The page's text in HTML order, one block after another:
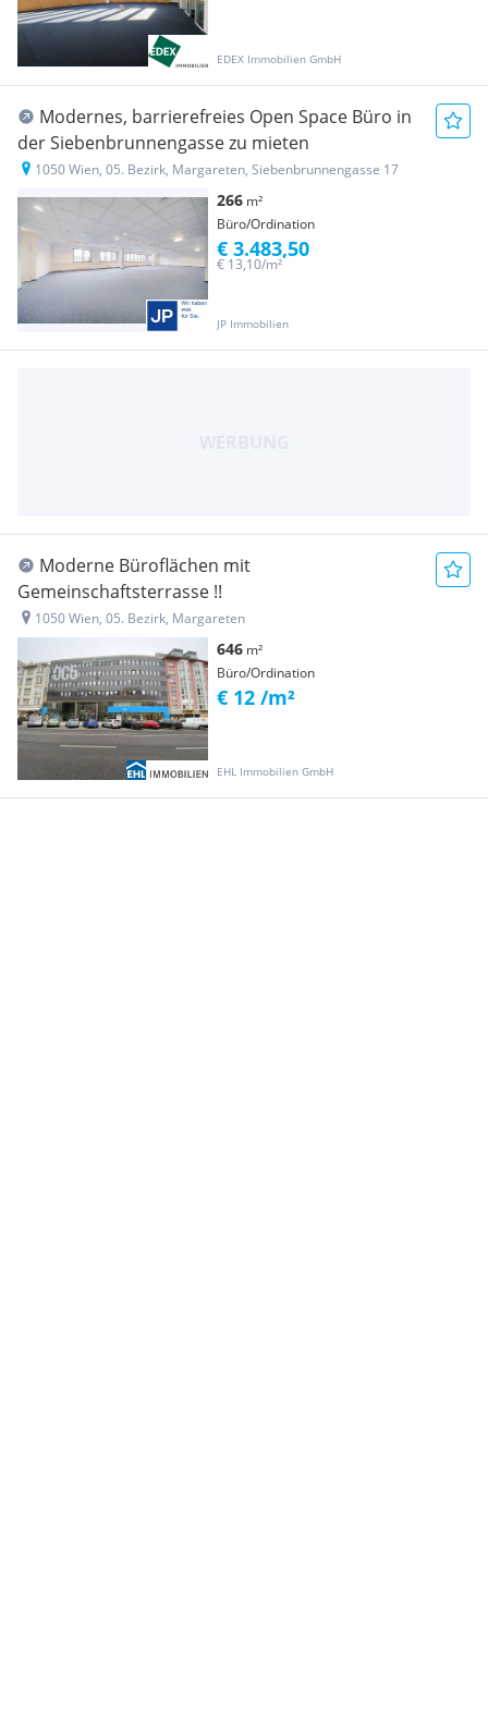
EDEX Immobilien GmbH
Modernes, barrierefreies Open Space Büro in
der Siebenbrunnengasse zu mieten
1050 Wien, 05. Bezirk, Margareten, Siebenbrunnengasse 17
266 m²
Büro/Ordination
JP Immobilien
€ 13,10/m²
€ 3.483,50
Moderne Büroflächen mit
Gemeinschaftsterrasse !!
1050 Wien, 05. Bezirk, Margareten
646 m²
Büro/Ordination
EHL Immobilien GmbH
€ 12 /m²